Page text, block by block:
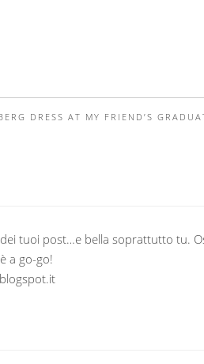
DRESS AT MY FRIEND’S
tuoi post…e bella soprattutto tu.
a go-go!